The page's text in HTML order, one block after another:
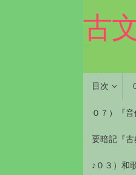
古
目次
０７）『音
要暗記『
♪０３）和